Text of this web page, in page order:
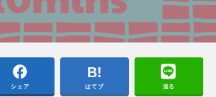
シェア はてブ 送る